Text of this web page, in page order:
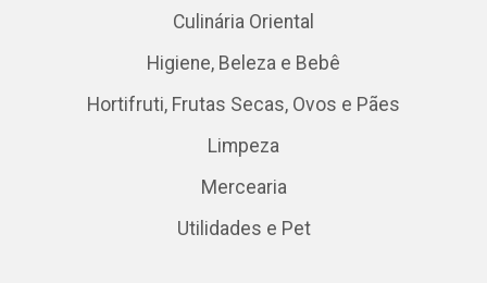
Culinária Oriental
Higiene, Beleza e Bebê
Hortifruti, Frutas Secas, Ovos e Pães
Limpeza
Mercearia
Utilidades e Pet